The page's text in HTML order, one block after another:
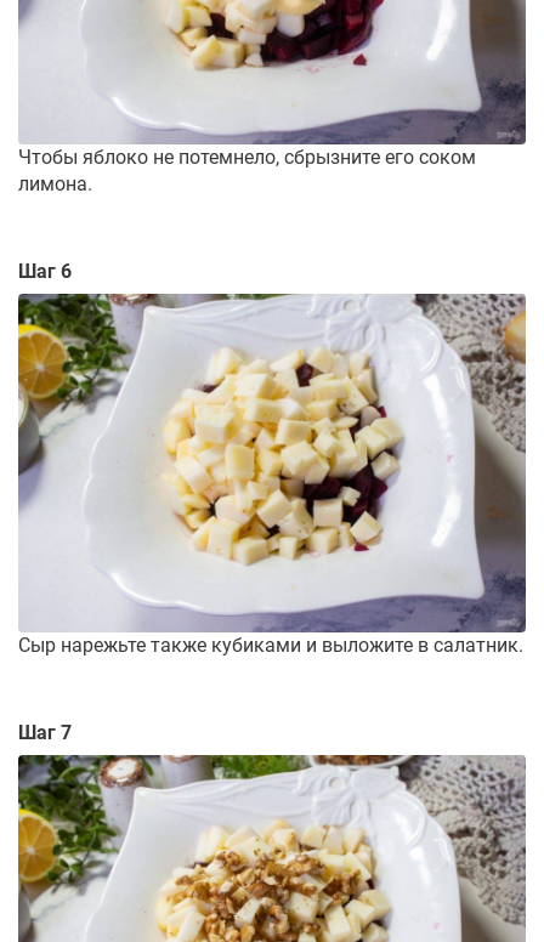
Чтобы яблоко не потемнело, сбрызните его соком
лимона.
Шаг 6
Сыр нарежьте также кубиками и выложите в салатник.
Шаг 7